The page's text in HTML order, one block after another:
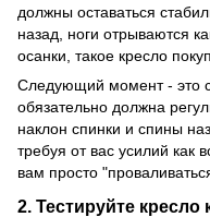
должны оставаться
назад, ноги отрываются
осанки, такое кресло
Следующий момент - это
обязательно должна
наклон спинки и спины
требуя от вас усилий как
вам просто
2. Тестируйте